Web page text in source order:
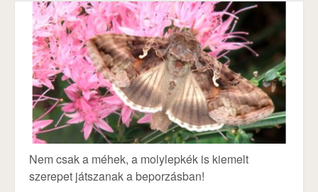
Nem csak a méhek, a molylepkék is kiemelt
szerepet játszanak a beporzásban!